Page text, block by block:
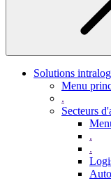
Solutions
Menu
.
Secteurs
.
.